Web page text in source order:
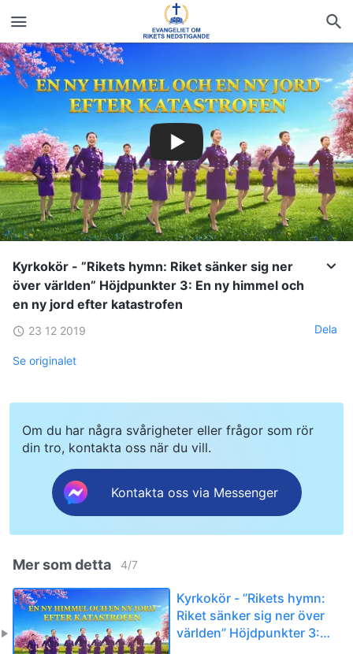
Kyrkokör - ”Rikets hymn: Riket sänker sig ner
över världen” Höjdpunkter 3: En ny himmel och
en ny jord efter katastrofen
23 12 2019 Dela
Se originalet
Om du har några svårigheter eller frågor som rör
din tro, kontakta oss när du vill.
Kontakta oss via Messenger
Mer som detta 4/7
Kyrkokör - ”Rikets hymn:
Riket sänker sig ner över
världen” Höjdpunkter 3: